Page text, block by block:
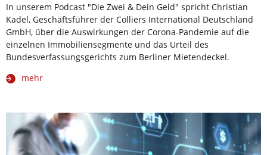
In unserem Podcast "Die Zwei & Dein Geld" spricht Christian
Kadel, Geschäftsführer der Colliers International Deutschland
GmbH, über die Auswirkungen der Corona-Pandemie auf die
einzelnen Immobiliensegmente und das Urteil des
Bundesverfassungsgerichts zum Berliner Mietendeckel.
mehr